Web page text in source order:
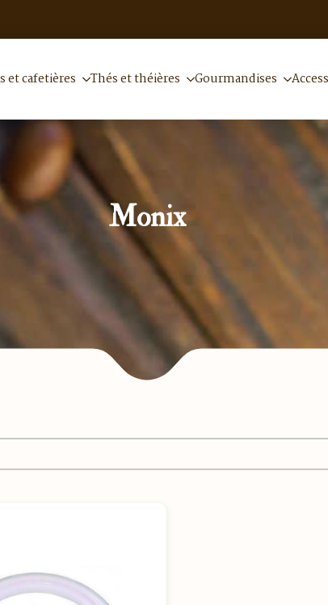
et cafetières Thés et théières Gourmandises
Monix